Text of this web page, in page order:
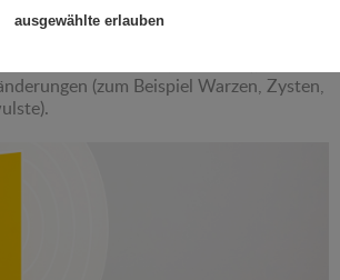
wie Muttermale, Hautkrebsvorstufen
(zum Beispiel Warzen, Zysten,